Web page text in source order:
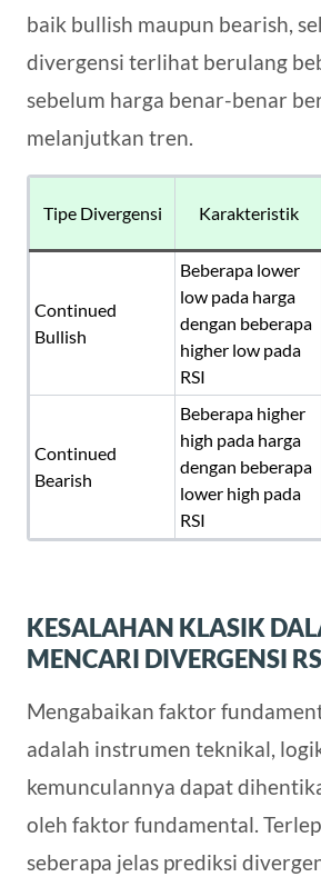
baik bullish maupun bearish,
divergensi terlihat berulang
sebelum harga benar-benar
melanjutkan tren.
Tipe Divergensi Karakteristik
Continued
Bullish
Beberapa lower
low pada harga
dengan beberapa
higher low pada
RSI
Continued
Bearish
Beberapa higher
high pada harga
dengan beberapa
lower high pada
RSI
KESALAHAN KLASIK
MENCARI DIVERGENSI
Mengabaikan faktor
adalah instrumen teknikal,
kemunculannya dapat
oleh faktor fundamental.
seberapa jelas prediksi